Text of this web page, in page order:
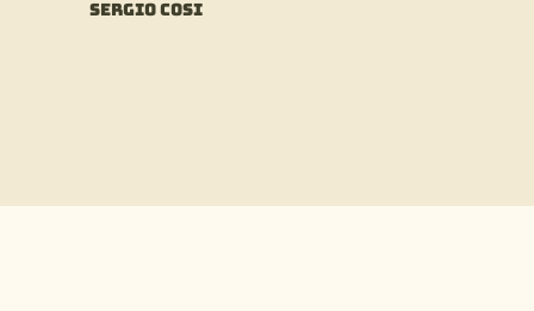
Sergio Cosi